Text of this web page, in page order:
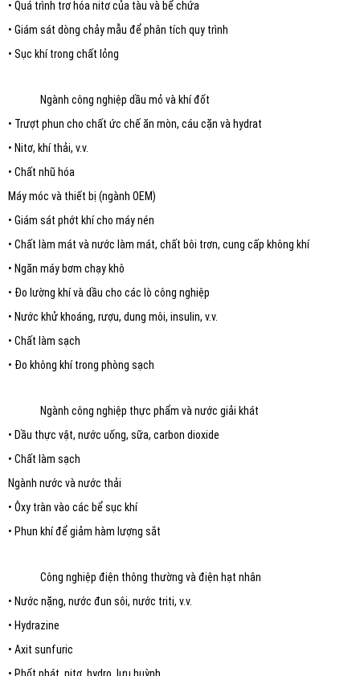
• Quá trình trơ hóa nitơ của tàu và bể chứa
• Giám sát dòng chảy mẫu để phân tích quy trình
• Sục khí trong chất lỏng
Ngành công nghiệp dầu mỏ và khí đốt
• Trượt phun cho chất ức chế ăn mòn, cáu cặn và hydrat
• Nitơ, khí thải, v.v.
• Chất nhũ hóa
Máy móc và thiết bị (ngành OEM)
• Giám sát phớt khí cho máy nén
• Chất làm mát và nước làm mát, chất bôi trơn, cung cấp không khí
• Ngăn máy bơm chạy khô
• Đo lường khí và dầu cho các lò công nghiệp
• Nước khử khoáng, rượu, dung môi, insulin, v.v.
• Chất làm sạch
• Đo không khí trong phòng sạch
Ngành công nghiệp thực phẩm và nước giải khát
• Dầu thực vật, nước uống, sữa, carbon dioxide
• Chất làm sạch
Ngành nước và nước thải
• Ôxy tràn vào các bể sục khí
• Phun khí để giảm hàm lượng sắt
Công nghiệp điện thông thường và điện hạt nhân
• Nước nặng, nước đun sôi, nước triti, v.v.
• Hydrazine
• Axit sunfuric